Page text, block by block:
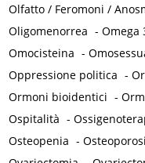
Olfatto / Feromoni /
Oligomenorrea -Omega
Omocisteina -
Oppressione politica -
Ormoni bioidentici -
Ospitalità -
Osteopenia -Osteoporosi